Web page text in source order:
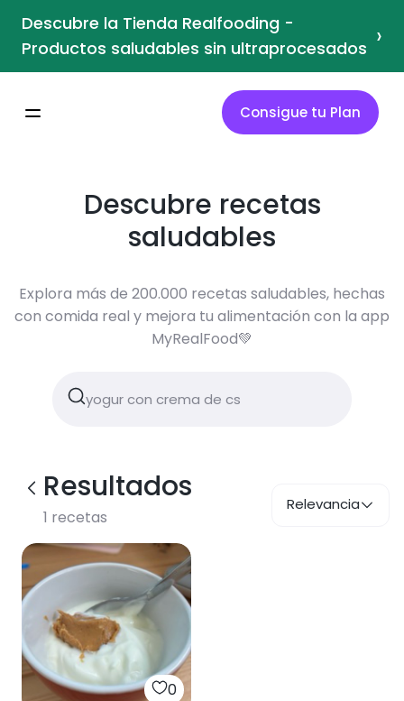
Descubre la Tienda Realfooding -
Productos saludables sin ultraprocesados ›
Consigue tu Plan
Descubre recetas
saludables
Explora más de 200.000 recetas saludables, hechas
con comida real y mejora tu alimentación con la app
MyRealFood💚
Resultados
1 recetas
Relevancia
0